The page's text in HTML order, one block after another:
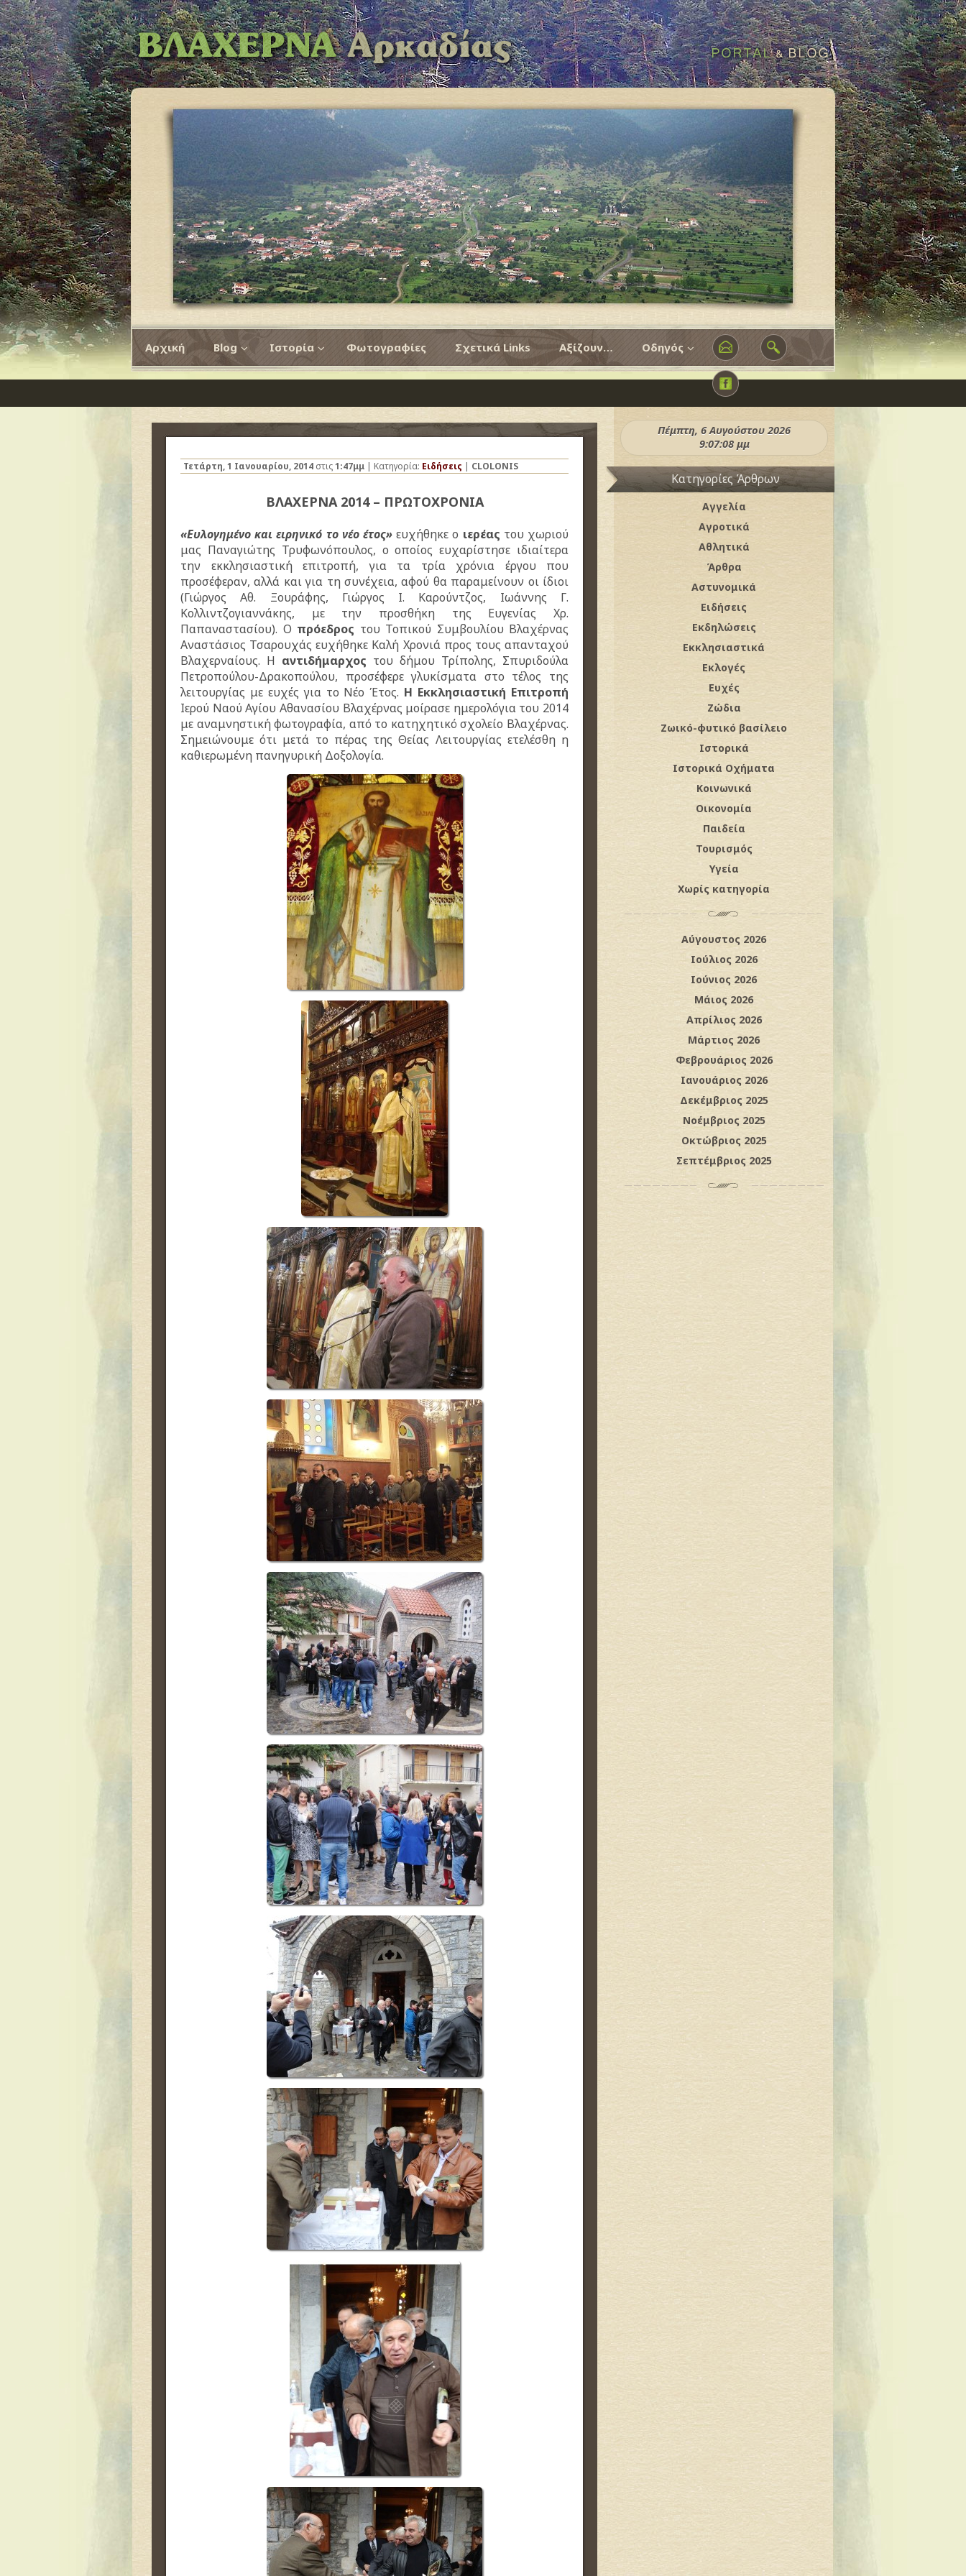
Αρχική Blog Ιστορία Φωτογραφίες Σχετικά Links Αξίζουν… Οδηγός
Τετάρτη, 1 Ιανουαρίου, 2014 στις1:47μμ | Κατηγορία: Ειδήσεις | CLOLONIS
ΒΛΑΧΕΡΝΑ 2014 – ΠΡΩΤΟΧΡΟΝΙΑ
«Ευλογημένο και ειρηνικό το νέο έτος» ευχήθηκε ο ιερέας του χωριού
μας Παναγιώτης Τρυφωνόπουλος, ο οποίος ευχαρίστησε ιδιαίτερα
την εκκλησιαστική επιτροπή, για τα τρία χρόνια έργου που
προσέφεραν, αλλά και για τη συνέχεια, αφού θα παραμείνουν οι ίδιοι
(Γιώργος Αθ. Ξουράφης, Γιώργος Ι. Καρούντζος, Ιωάννης Γ.
Κολλιντζογιαννάκης, με την προσθήκη της Ευγενίας Χρ.
Παπαναστασίου). Ο πρόεδρος του Τοπικού Συμβουλίου Βλαχέρνας
Αναστάσιος Τσαρουχάς ευχήθηκε Καλή Χρονιά προς τους απανταχού
Βλαχερναίους. Η αντιδήμαρχος του δήμου Τρίπολης, Σπυριδούλα
Πετροπούλου-Δρακοπούλου, προσέφερε γλυκίσματα στο τέλος της
λειτουργίας με ευχές για το Νέο Έτος. Η Εκκλησιαστική Επιτροπή
Ιερού Ναού Αγίου Αθανασίου Βλαχέρνας μοίρασε ημερολόγια του 2014
με αναμνηστική φωτογραφία, από το κατηχητικό σχολείο Βλαχέρνας.
Σημειώνουμε ότι μετά το πέρας της Θείας Λειτουργίας ετελέσθη η
καθιερωμένη πανηγυρική Δοξολογία.
Πέμπτη, 6 Αυγούστου 2026
9:07:11 μμ
Κατηγορίες Άρθρων
Αγγελία
Αγροτικά
Αθλητικά
Άρθρα
Αστυνομικά
Ειδήσεις
Εκδηλώσεις
Εκκλησιαστικά
Εκλογές
Ευχές
Ζώδια
Ζωικό-φυτικό βασίλειο
Ιστορικά
Ιστορικά Οχήματα
Κοινωνικά
Οικονομία
Παιδεία
Τουρισμός
Υγεία
Χωρίς κατηγορία
Αύγουστος 2026
Ιούλιος 2026
Ιούνιος 2026
Μάιος 2026
Απρίλιος 2026
Μάρτιος 2026
Φεβρουάριος 2026
Ιανουάριος 2026
Δεκέμβριος 2025
Νοέμβριος 2025
Οκτώβριος 2025
Σεπτέμβριος 2025